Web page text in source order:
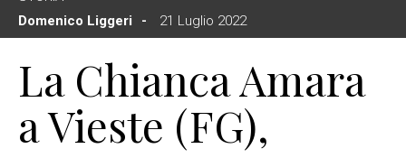
Domenico Liggeri
21 Luglio 2022
La Chianca Amara
a Vieste (FG),